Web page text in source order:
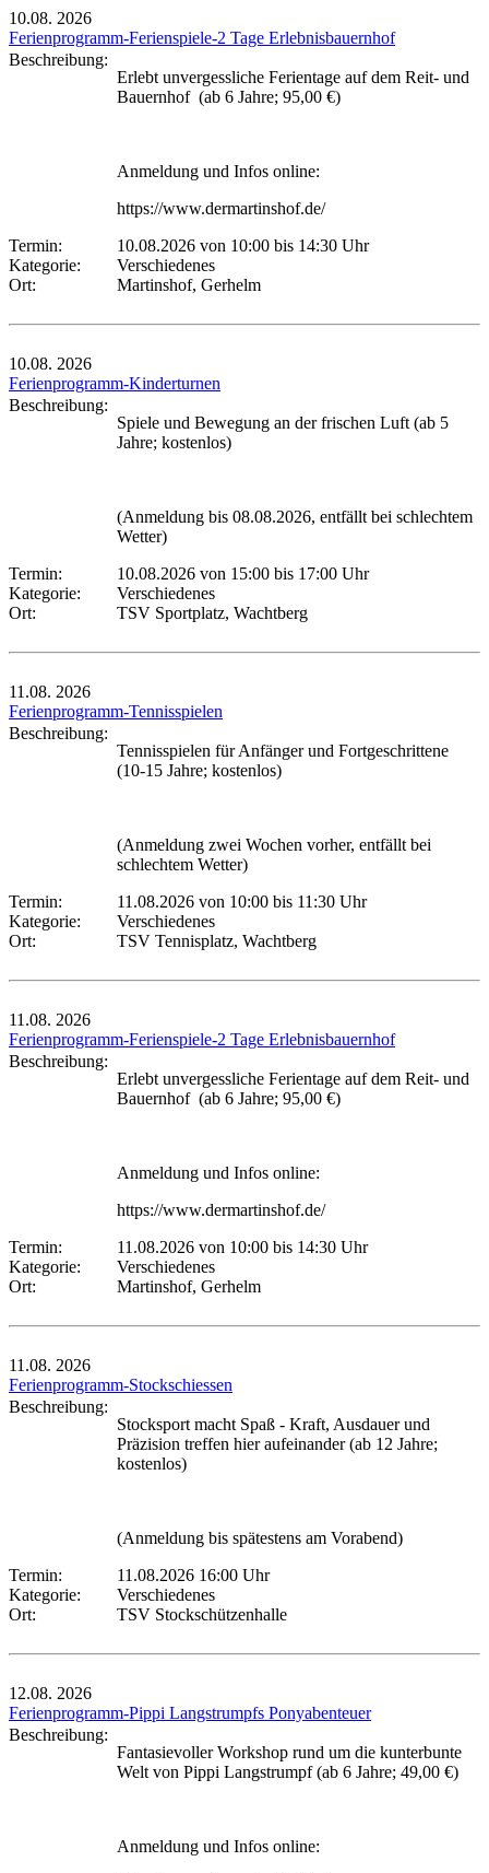
10.08. 2026
Ferienprogramm-Ferienspiele-2 Tage Erlebnisbauernhof
Beschreibung:
Erlebt unvergessliche Ferientage auf dem Reit- und
Bauernhof (ab 6 Jahre; 95,00 €)
Anmeldung und Infos online:
https://www.dermartinshof.de/
Termin:
10.08.2026 von 10:00 bis 14:30 Uhr
Kategorie:
Verschiedenes
Ort:
Martinshof, Gerhelm
10.08. 2026
Ferienprogramm-Kinderturnen
Beschreibung:
Spiele und Bewegung an der frischen Luft (ab 5
Jahre; kostenlos)
(Anmeldung bis 08.08.2026, entfällt bei schlechtem
Wetter)
Termin:
10.08.2026 von 15:00 bis 17:00 Uhr
Kategorie:
Verschiedenes
Ort:
TSV Sportplatz, Wachtberg
11.08. 2026
Ferienprogramm-Tennisspielen
Beschreibung:
Tennisspielen für Anfänger und Fortgeschrittene
(10-15 Jahre; kostenlos)
(Anmeldung zwei Wochen vorher, entfällt bei
schlechtem Wetter)
Termin:
11.08.2026 von 10:00 bis 11:30 Uhr
Kategorie:
Verschiedenes
Ort:
TSV Tennisplatz, Wachtberg
11.08. 2026
Ferienprogramm-Ferienspiele-2 Tage Erlebnisbauernhof
Beschreibung:
Erlebt unvergessliche Ferientage auf dem Reit- und
Bauernhof (ab 6 Jahre; 95,00 €)
Anmeldung und Infos online:
https://www.dermartinshof.de/
Termin:
11.08.2026 von 10:00 bis 14:30 Uhr
Kategorie:
Verschiedenes
Ort:
Martinshof, Gerhelm
11.08. 2026
Ferienprogramm-Stockschiessen
Beschreibung:
Stocksport macht Spaß - Kraft, Ausdauer und
Präzision treffen hier aufeinander (ab 12 Jahre;
kostenlos)
(Anmeldung bis spätestens am Vorabend)
Termin:
11.08.2026 16:00 Uhr
Kategorie:
Verschiedenes
Ort:
TSV Stockschützenhalle
12.08. 2026
Ferienprogramm-Pippi Langstrumpfs Ponyabenteuer
Beschreibung:
Fantasievoller Workshop rund um die kunterbunte
Welt von Pippi Langstrumpf (ab 6 Jahre; 49,00 €)
Anmeldung und Infos online: